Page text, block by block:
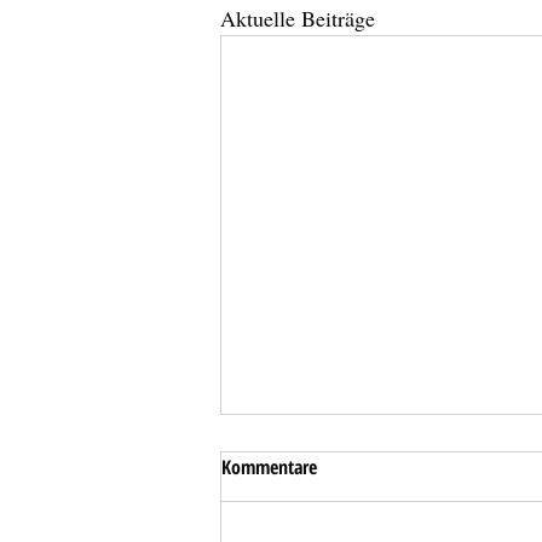
Aktuelle Beiträge
Kommentare